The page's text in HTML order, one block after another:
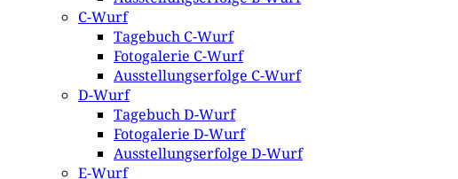
C-Wurf
Tagebuch C-Wurf
Fotogalerie C-Wurf
Ausstellungserfolge C-Wurf
D-Wurf
Tagebuch D-Wurf
Fotogalerie D-Wurf
Ausstellungserfolge D-Wurf
E-Wurf